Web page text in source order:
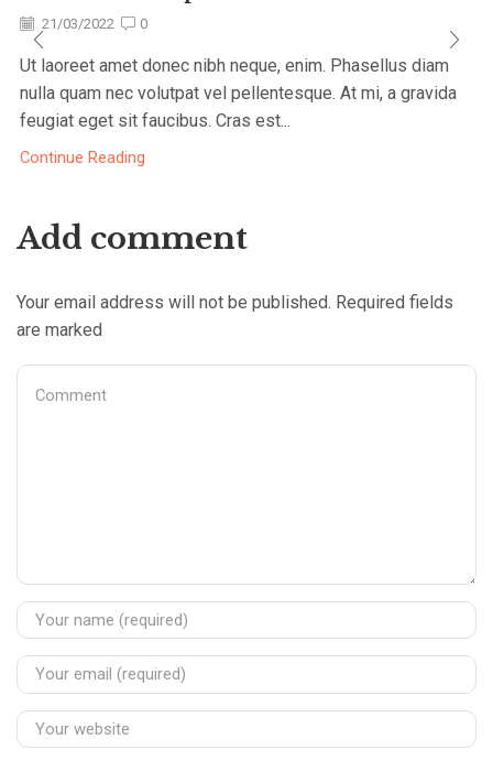
21/03/2022 0
Ut laoreet amet donec nibh neque, enim. Phasellus diam
nulla quam nec volutpat vel pellentesque. At mi, a gravida
feugiat eget sit faucibus. Cras est...
Continue Reading
Add comment
Your email address will not be published. Required fields
are marked